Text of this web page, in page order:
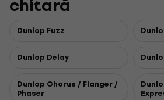
chitară
Dunlop Fuzz
Dunlop Delay
Dunlop Chorus / Flanger /
Phaser